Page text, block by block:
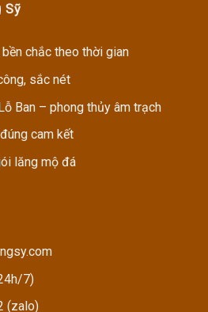
Sỹ
chắc theo thời gian
sắc nét
Ban – phong thủy âm trạch
cam kết
lăng mộ đá
7)
(zalo)